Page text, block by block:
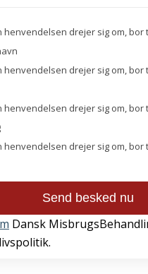
henvendelsen drejer sig om,
henvendelsen drejer sig om,
henvendelsen drejer sig om,
henvendelsen drejer sig om,
Dansk